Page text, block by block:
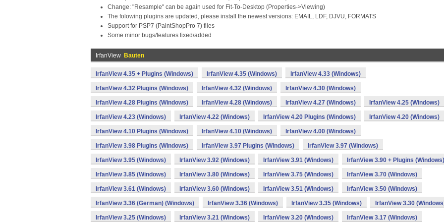
Change: "Resample" can be again used for Fit-To-Desktop (Properties->Viewing)
The folowing plugins are updated, please install the newest versions: EMAIL, LDF, DJVU, FORMATS
Support for PSP7 (PaintShopPro 7) files
Some minor bugs/features fixed/added
IrfanView Bauten
IrfanView 4.35 + Plugins (Windows) IrfanView 4.35 (Windows) IrfanView 4.33 (Windows)
IrfanView 4.32 Plugins (Windows) IrfanView 4.32 (Windows) IrfanView 4.30 (Windows)
IrfanView 4.28 Plugins (Windows) IrfanView 4.28 (Windows) IrfanView 4.27 (Windows) IrfanView 4.25 (Windows)
IrfanView 4.23 (Windows) IrfanView 4.22 (Windows) IrfanView 4.20 Plugins (Windows) IrfanView 4.20 (Windows)
IrfanView 4.10 Plugins (Windows) IrfanView 4.10 (Windows) IrfanView 4.00 (Windows)
IrfanView 3.98 Plugins (Windows) IrfanView 3.97 Plugins (Windows) IrfanView 3.97 (Windows)
IrfanView 3.95 (Windows) IrfanView 3.92 (Windows) IrfanView 3.91 (Windows) IrfanView 3.90 + Plugins (Windows)
IrfanView 3.85 (Windows) IrfanView 3.80 (Windows) IrfanView 3.75 (Windows) IrfanView 3.70 (Windows)
IrfanView 3.61 (Windows) IrfanView 3.60 (Windows) IrfanView 3.51 (Windows) IrfanView 3.50 (Windows)
IrfanView 3.36 (German) (Windows) IrfanView 3.36 (Windows) IrfanView 3.35 (Windows) IrfanView 3.30
IrfanView 3.25 (Windows) IrfanView 3.21 (Windows) IrfanView 3.20 (Windows) IrfanView 3.17 (Windows)